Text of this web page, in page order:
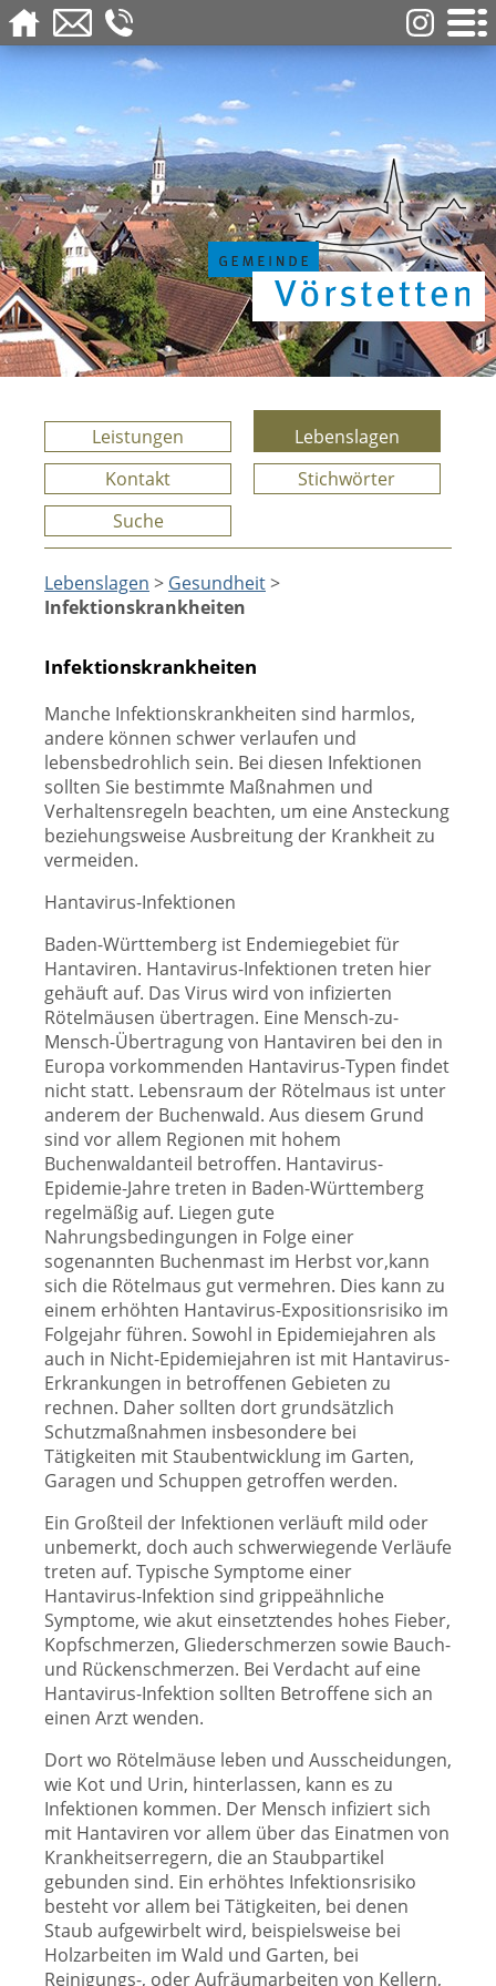
Leistungen
Lebenslagen
Kontakt
Stichwörter
Suche
Lebenslagen > Gesundheit>
Infektionskrankheiten
Infektionskrankheiten
Manche Infektionskrankheiten sind harmlos,
andere können schwer verlaufen und
lebensbedrohlich sein. Bei diesen Infektionen
sollten Sie bestimmte Maßnahmen und
Verhaltensregeln beachten, um eine Ansteckung
beziehungsweise Ausbreitung der Krankheit zu
vermeiden.
Hantavirus-Infektionen
Baden-Württemberg ist Endemiegebiet für
Hantaviren. Hantavirus-Infektionen treten hier
gehäuft auf. Das Virus wird von infizierten
Rötelmäusen übertragen. Eine Mensch-zu-
Mensch-Übertragung von Hantaviren bei den in
Europa vorkommenden Hantavirus-Typen findet
nicht statt. Lebensraum der Rötelmaus ist unter
anderem der Buchenwald. Aus diesem Grund
sind vor allem Regionen mit hohem
Buchenwaldanteil betroffen. Hantavirus-
Epidemie-Jahre treten in Baden-Württemberg
regelmäßig auf. Liegen gute
Nahrungsbedingungen in Folge einer
sogenannten Buchenmast im Herbst vor,kann
sich die Rötelmaus gut vermehren. Dies kann zu
einem erhöhten Hantavirus-Expositionsrisiko im
Folgejahr führen. Sowohl in Epidemiejahren als
auch in Nicht-Epidemiejahren ist mit Hantavirus-
Erkrankungen in betroffenen Gebieten zu
rechnen. Daher sollten dort grundsätzlich
Schutzmaßnahmen insbesondere bei
Tätigkeiten mit Staubentwicklung im Garten,
Garagen und Schuppen getroffen werden.
Ein Großteil der Infektionen verläuft mild oder
unbemerkt, doch auch schwerwiegende Verläufe
treten auf. Typische Symptome einer
Hantavirus-Infektion sind grippeähnliche
Symptome, wie akut einsetztendes hohes Fieber,
Kopfschmerzen, Gliederschmerzen sowie Bauch-
und Rückenschmerzen. Bei Verdacht auf eine
Hantavirus-Infektion sollten Betroffene sich an
einen Arzt wenden.
Dort wo Rötelmäuse leben und Ausscheidungen,
wie Kot und Urin, hinterlassen, kann es zu
Infektionen kommen. Der Mensch infiziert sich
mit Hantaviren vor allem über das Einatmen von
Krankheitserregern, die an Staubpartikel
gebunden sind. Ein erhöhtes Infektionsrisiko
besteht vor allem bei Tätigkeiten, bei denen
Staub aufgewirbelt wird, beispielsweise bei
Holzarbeiten im Wald und Garten, bei
Reinigungs-, oder Aufräumarbeiten von Kellern,